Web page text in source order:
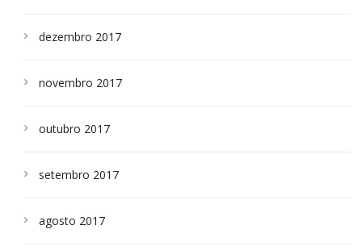
dezembro 2017
novembro 2017
outubro 2017
setembro 2017
agosto 2017